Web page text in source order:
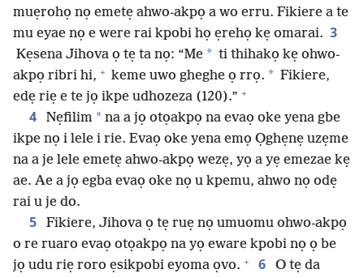
muẹrohọ nọ emetẹ ahwo-akpọ a wo erru. Fikiere a te
mu eyae nọ e were rai kpobi họ ẹrehọ kẹ omarai. 3
Kẹsena Jihova ọ tẹ ta nọ: “Me * ti thihakọ kẹ ohwo-
akpọ ribri hi, + keme uwo gheghe ọ rrọ. * Fikiere,
edẹ riẹ e te jọ ikpe udhozeza (120).” +
4 Nẹfilim * na a jọ otọakpọ na evaọ oke yena gbe
ikpe nọ i lele i rie. Evaọ oke yena emọ Ọghẹnẹ uzẹme
na a je lele emetẹ ahwo-akpọ wezẹ, yọ a yẹ emezae kẹ
ae. Ae a jọ egba evaọ oke nọ u kpemu, ahwo nọ odẹ
rai u je do.
5
Fikiere, Jihova ọ tẹ ruẹ nọ umuomu ohwo-akpọ
o re ruaro evaọ otọakpọ na yọ eware kpobi nọ ọ be
jọ udu riẹ roro ẹsikpobi eyoma ọvo. + 6
O tẹ da